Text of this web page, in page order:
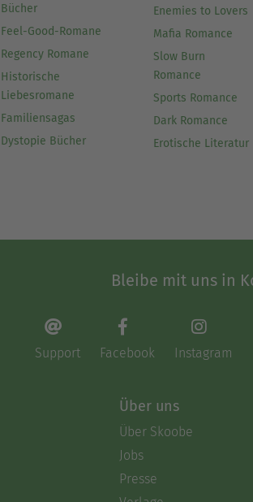
Bücher
Feel-Good-Romane
Regency Romane
Historische
Liebesromane
Familiensagas
Dystopie Bücher
Enemies to Lovers
Mafia Romance
Slow Burn
Romance
Sports Romance
Dark Romance
Erotische Literatur
Bleibe mit uns in
Support Facebook Instagram
Über uns
Über Skoobe
Jobs
Presse